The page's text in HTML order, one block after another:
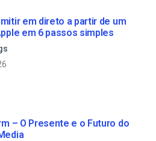
em direto a partir de um
em 6 passos simples
– O Presente e o Futuro do